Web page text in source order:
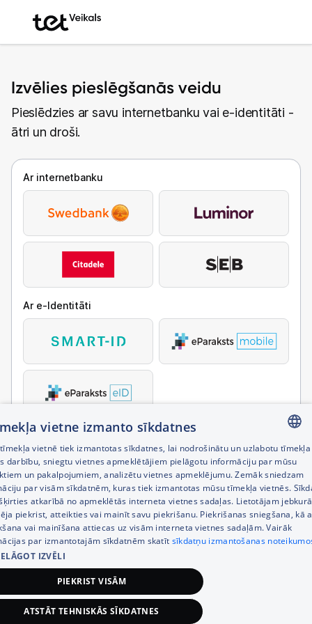
Izvēlies pieslēgšanās veidu
Pieslēdzies ar savu internetbanku vai e-identitāti -
ātri un droši.
Ar internetbanku
Ar e-Identitāti
LATVIAN
RUSSIAN
ENGLISH
vietne izmanto sīkdatnes
vietnē tiek izmantotas sīkdatnes, lai nodrošinātu un uzlabotu tīmekļa
darbību, sniegtu vietnes apmeklētājiem pielāgotu informāciju par mūsu
un pakalpojumiem, analizētu vietnes apmeklējumu. Zemāk sniedzam
par visām sīkdatnēm, kuras tiek izmantotas mūsu tīmekļa vietnēs.
atkarībā no apmeklētās interneta vietnes sadaļas. Lietotājam
piekrist, atteikties vai mainīt savu piekrišanu. Piekrišanas sniegšana, kā
vai mainīšana attiecas uz visām interneta vietnes sadaļām. Vairāk
par izmantotajām sīkdatnēm skatīt sīkdatņu izmantošanas
IZVĒLI
PIEKRIST VISĀM
ATSTĀT TEHNISKĀS SĪKDATNES